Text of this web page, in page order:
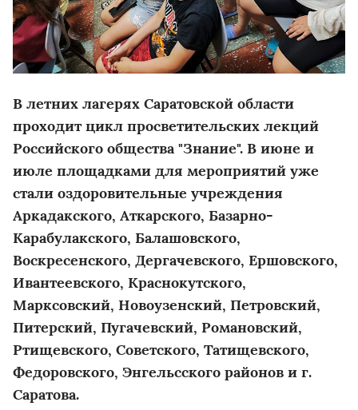
В летних лагерях Саратовской области
проходит цикл просветительских лекций
Российского общества "Знание". В июне и
июле площадками для мероприятий уже
стали оздоровительные учреждения
Аркадакского, Аткарского, Базарно-
Карабулакского, Балашовского,
Воскресенского, Дергачевского, Ершовского,
Ивантеевского, Краснокутского,
Марксовский, Новоузенский, Петровский,
Питерский, Пугачевский, Романовский,
Ртищевского, Советского, Татищевского,
Федоровского, Энгельсского районов и г.
Саратова.